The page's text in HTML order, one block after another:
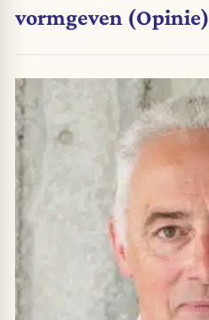
vormgeven (Opinie)